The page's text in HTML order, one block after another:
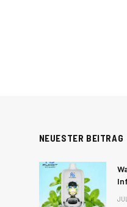
NEUESTER BEITRAG